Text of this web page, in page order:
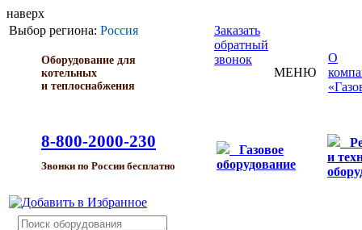
наверх
Выбор региона: Россия
Оборудование для
котельных
и теплоснабжения
8-800-2000-230
Звонки по России бесплатно
Заказать
обратный
звонок
МЕНЮ
О
Газовое
оборудование
и